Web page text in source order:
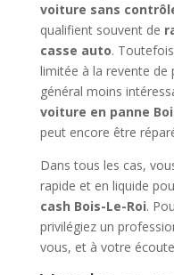
voiture sans
qualifient souvent de
casse auto.
limitée à la revente de
général moins
voiture en panne
peut encore être
Dans tous les cas,
rapide et en liquide
cash Bois-Le-Roi.
privilégiez un
vous, et à votre